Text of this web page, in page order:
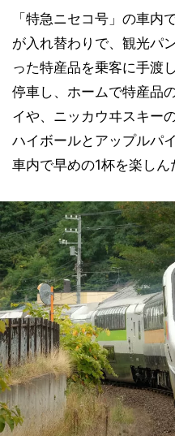
「特急ニセコ号」の車内
が入れ替わりで、観光パ
った特産品を乗客に手渡
停車し、ホームで特産品
イや、ニッカウヰスキー
ハイボールとアップルパ
車内で早めの1杯を楽しん